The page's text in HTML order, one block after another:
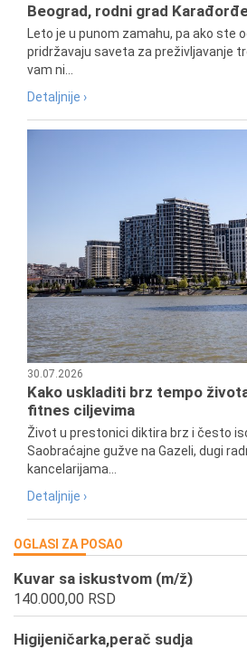
Beograd, rodni grad
Leto je u punom zamahu, pa ako ste
pridržavaju saveta za preživljavanje
vam ni...
Detaljnije ›
30.07.2026
Kako uskladiti brz tempo
fitnes ciljevima
Život u prestonici diktira brz i često
Saobraćajne gužve na Gazeli, dugi
kancelarijama...
Detaljnije ›
OGLASI ZA POSAO
Kuvar sa iskustvom (m/ž)
140.000,00 RSD
Higijeničarka,perač sudja